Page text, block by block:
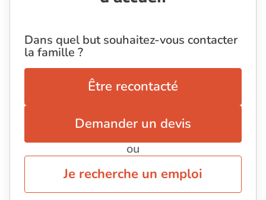
Dans quel but souhaitez-vous contacter
la famille ?
Être recontacté
Demander un devis
ou
Je recherche un emploi